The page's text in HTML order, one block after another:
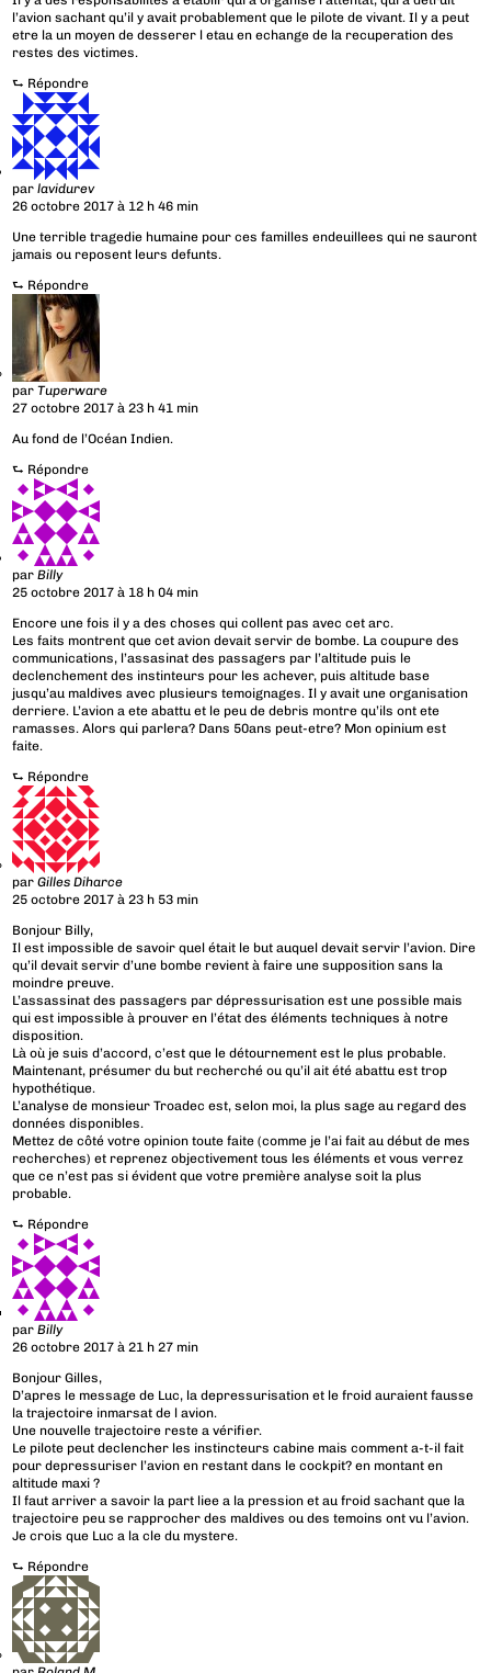
l’avion sachant qu’il y avait probablement que le pilote de vivant. Il y a peut
etre la un moyen de desserer l etau en echange de la recuperation des
restes des victimes.
⮑ Répondre
parlavidurev
26 octobre 2017 à 12 h 46 min
Une terrible tragedie humaine pour ces familles endeuillees qui ne sauront
jamais ou reposent leurs defunts.
⮑ Répondre
parTuperware
27 octobre 2017 à 23 h 41 min
Au fond de l’Océan Indien.
⮑ Répondre
parBilly
25 octobre 2017 à 18 h 04 min
Encore une fois il y a des choses qui collent pas avec cet arc.
Les faits montrent que cet avion devait servir de bombe. La coupure des
communications, l’assasinat des passagers par l’altitude puis le
declenchement des instinteurs pour les achever, puis altitude base
jusqu’au maldives avec plusieurs temoignages. Il y avait une organisation
derriere. L’avion a ete abattu et le peu de debris montre qu’ils ont ete
ramasses. Alors qui parlera? Dans 50ans peut-etre? Mon opinium est
faite.
⮑ Répondre
parGilles Diharce
25 octobre 2017 à 23 h 53 min
Bonjour Billy,
Il est impossible de savoir quel était le but auquel devait servir l’avion. Dire
qu’il devait servir d’une bombe revient à faire une supposition sans la
moindre preuve.
L’assassinat des passagers par dépressurisation est une possible mais
qui est impossible à prouver en l’état des éléments techniques à notre
disposition.
Là où je suis d’accord, c’est que le détournement est le plus probable.
Maintenant, présumer du but recherché ou qu’il ait été abattu est trop
hypothétique.
L’analyse de monsieur Troadec est, selon moi, la plus sage au regard des
données disponibles.
Mettez de côté votre opinion toute faite (comme je l’ai fait au début de mes
recherches) et reprenez objectivement tous les éléments et vous verrez
que ce n’est pas si évident que votre première analyse soit la plus
probable.
⮑ Répondre
parBilly
26 octobre 2017 à 21 h 27 min
Bonjour Gilles,
D’apres le message de Luc, la depressurisation et le froid auraient fausse
la trajectoire inmarsat de l avion.
Une nouvelle trajectoire reste a vérifier.
Le pilote peut declencher les instincteurs cabine mais comment a-t-il fait
pour depressuriser l’avion en restant dans le cockpit? en montant en
altitude maxi ?
Il faut arriver a savoir la part liee a la pression et au froid sachant que la
trajectoire peu se rapprocher des maldives ou des temoins ont vu l’avion.
Je crois que Luc a la cle du mystere.
⮑ Répondre